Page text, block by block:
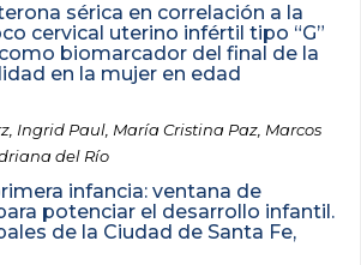
sérica en correlación a la
cervical uterino infértil tipo “G”
biomarcador del final de la
en la mujer en edad
Ingrid Paul, María Cristina Paz, Marcos
del Río
infancia: ventana de
potenciar el desarrollo infantil.
de la Ciudad de Santa Fe,